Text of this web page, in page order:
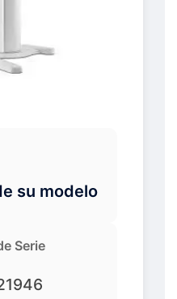
su modelo
Serie